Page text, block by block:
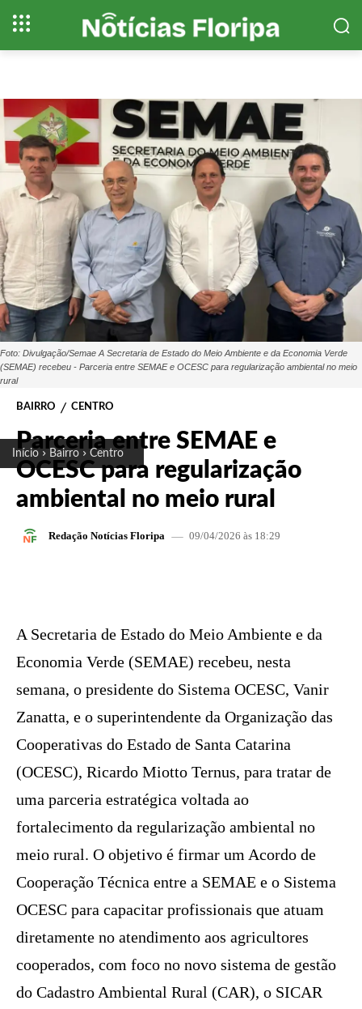
Início Bairro Centro
Foto: Divulgação/Semae A Secretaria de Estado do Meio Ambiente e da Economia Verde
(SEMAE) recebeu - Parceria entre SEMAE e OCESC para regularização ambiental no meio
rural
BAIRRO CENTRO
Parceria entre SEMAE e
OCESC para regularização
ambiental no meio rural
Redação Notícias Floripa 09/04/2026 às 18:29
A Secretaria de Estado do Meio Ambiente e da
Economia Verde (SEMAE) recebeu, nesta
semana, o presidente do Sistema OCESC, Vanir
Zanatta, e o superintendente da Organização das
Cooperativas do Estado de Santa Catarina
(OCESC), Ricardo Miotto Ternus, para tratar de
uma parceria estratégica voltada ao
fortalecimento da regularização ambiental no
meio rural. O objetivo é firmar um Acordo de
Cooperação Técnica entre a SEMAE e o Sistema
OCESC para capacitar profissionais que atuam
diretamente no atendimento aos agricultores
cooperados, com foco no novo sistema de gestão
do Cadastro Ambiental Rural (CAR), o SICAR